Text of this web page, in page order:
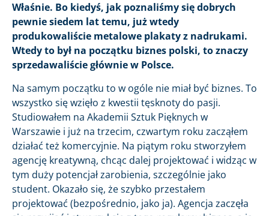
Właśnie. Bo kiedyś, jak poznaliśmy się dobrych
pewnie siedem lat temu, już wtedy
produkowaliście metalowe plakaty z nadrukami.
Wtedy to był na początku biznes polski, to znaczy
sprzedawaliście głównie w Polsce.
Na samym początku to w ogóle nie miał być biznes. To
wszystko się wzięło z kwestii tęsknoty do pasji.
Studiowałem na Akademii Sztuk Pięknych w
Warszawie i już na trzecim, czwartym roku zacząłem
działać też komercyjnie. Na piątym roku stworzyłem
agencję kreatywną, chcąc dalej projektować i widząc w
tym duży potencjał zarobienia, szczególnie jako
student. Okazało się, że szybko przestałem
projektować (bezpośrednio, jako ja). Agencja zaczęła